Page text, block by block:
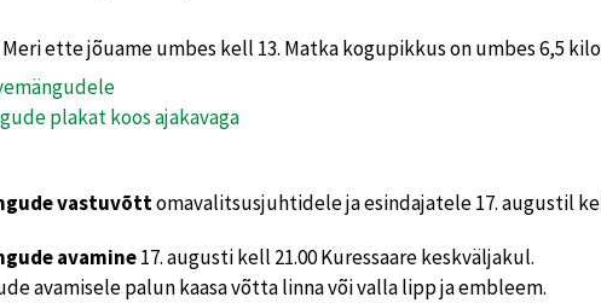
ette jõuame umbes kell 13. Matka kogupikkus on umbes 6,5
plakat koos ajakavaga
vastuvõttomavalitsusjuhtidele ja esindajatele 17. augustil
avamine17. augusti kell 21.00 Kuressaare keskväljakul.
avamisele palun kaasa võtta linna või valla lipp ja embleem.